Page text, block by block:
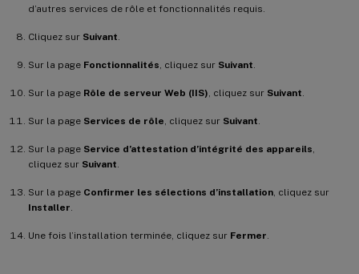
d’autres services de rôle et fonctionnalités requis.
Cliquez sur Suivant
Sur la page Fonctionnalités , cliquez sur Suivant
Sur la page Rôle de serveur Web (IIS) , cliquez sur Suivant
Sur la page Services de rôle , cliquez sur Suivant
Sur la page Service d’attestation d’intégrité des appareils
cliquez sur Suivant
Sur la page Confirmer les sélections d’installation , cliquez sur
Installer
Une fois l’installation terminée, cliquez sur Fermer